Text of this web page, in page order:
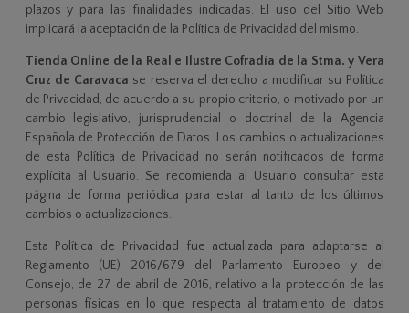
plazos y para las finalidades indicadas. El uso del Sitio Web
implicará la aceptación de la Política de Privacidad del mismo.
Tienda Online de la Real e Ilustre Cofradía de la Stma. y Vera
Cruz de Caravaca se reserva el derecho a modificar su Política
de Privacidad, de acuerdo a su propio criterio, o motivado por un
cambio legislativo, jurisprudencial o doctrinal de la Agencia
Española de Protección de Datos. Los cambios o actualizaciones
de esta Política de Privacidad no serán notificados de forma
explícita al Usuario. Se recomienda al Usuario consultar esta
página de forma periódica para estar al tanto de los últimos
cambios o actualizaciones.
Esta Política de Privacidad fue actualizada para adaptarse al
Reglamento (UE) 2016/679 del Parlamento Europeo y del
Consejo, de 27 de abril de 2016, relativo a la protección de las
personas físicas en lo que respecta al tratamiento de datos